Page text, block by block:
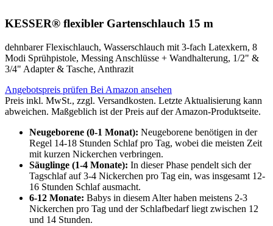
KESSER® flexibler Gartenschlauch 15 m
dehnbarer Flexischlauch, Wasserschlauch mit 3-fach Latexkern, 8
Modi Sprühpistole, Messing Anschlüsse + Wandhalterung, 1/2" &
3/4" Adapter & Tasche, Anthrazit
Angebotspreis prüfen Bei Amazon ansehen
Preis inkl. MwSt., zzgl. Versandkosten. Letzte Aktualisierung kann
abweichen. Maßgeblich ist der Preis auf der Amazon-Produktseite.
Neugeborene (0-1 Monat): Neugeborene benötigen in der
Regel 14-18 Stunden Schlaf pro Tag, wobei die meisten Zeit
mit kurzen Nickerchen verbringen.
Säuglinge (1-4 Monate): In dieser Phase pendelt sich der
Tagschlaf auf 3-4 Nickerchen pro Tag ein, was insgesamt 12-
16 Stunden Schlaf ausmacht.
6-12 Monate: Babys in diesem Alter haben meistens 2-3
Nickerchen pro Tag und der Schlafbedarf liegt zwischen 12
und 14 Stunden.